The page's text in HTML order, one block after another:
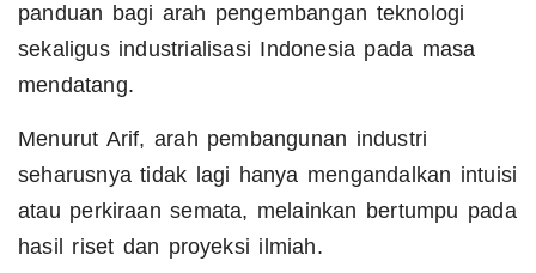
panduan bagi arah pengembangan teknologi
sekaligus industrialisasi Indonesia pada masa
mendatang.
Menurut Arif, arah pembangunan industri
seharusnya tidak lagi hanya mengandalkan intuisi
atau perkiraan semata, melainkan bertumpu pada
hasil riset dan proyeksi ilmiah.